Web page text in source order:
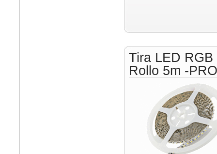
Tira LED
Rollo 5m -